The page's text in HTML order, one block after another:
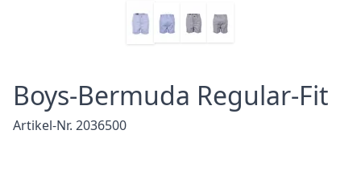
Boys-Bermuda Regular-Fit
Artikel-Nr. 2036500